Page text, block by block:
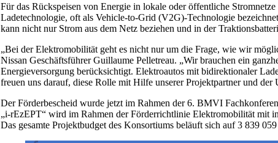
Für das Rückspeisen von Energie in lokale oder öffentliche
Ladetechnologie, oft als Vehicle-to-Grid (V2G)-Technologie
kann nicht nur Strom aus dem Netz beziehen und in der
„Bei der Elektromobilität geht es nicht nur um die Frage, wie wir
Nissan Geschäftsführer Guillaume Pelletreau. „Wir brauchen ein
Energieversorgung berücksichtigt. Elektroautos mit bidirektionaler
freuen uns darauf, diese Rolle mit Hilfe unserer Projektpartner und
Der Förderbescheid wurde jetzt im Rahmen der 6. BMVI
„i-rEzEPT“ wird im Rahmen der Förderrichtlinie Elektromobilität mit
Das gesamte Projektbudget des Konsortiums beläuft sich auf 3 839